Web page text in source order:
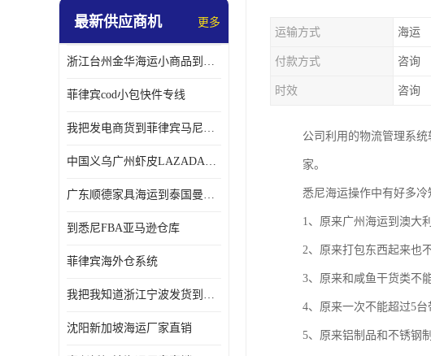
最新供应商机 更多
浙江台州金华海运小商品到菲律宾马尼拉怎样收费
菲律宾cod小包快件专线
我把发电商货到菲律宾马尼拉独立站海运经验告诉您
中国义乌广州虾皮LAZADA电商货海运菲律宾怎样收费
广东顺德家具海运到泰国曼谷需要提供什么资料给海运公司呢
到悉尼FBA亚马逊仓库
菲律宾海外仓系统
我把我知道浙江宁波发货到菲律宾马尼拉海运流程告诉您
沈阳新加坡海运厂家直销
运输方式 海运
付款方式 咨询
时效 咨询
公司利用的物流管理系
家。
悉尼海运操作中有好多冷
1、原来广州海运到澳大
2、原来打包东西起来也
3、原来和咸鱼干货类不
4、原来一次不能超过5
5、原来铝制品和不锈钢